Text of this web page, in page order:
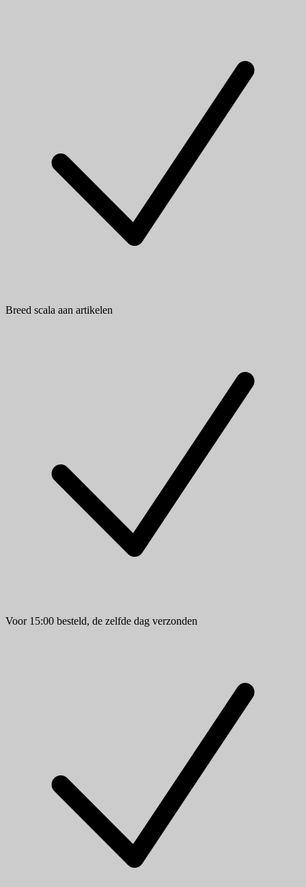
Breed scala aan artikelen
Voor 15:00 besteld, de zelfde dag verzonden